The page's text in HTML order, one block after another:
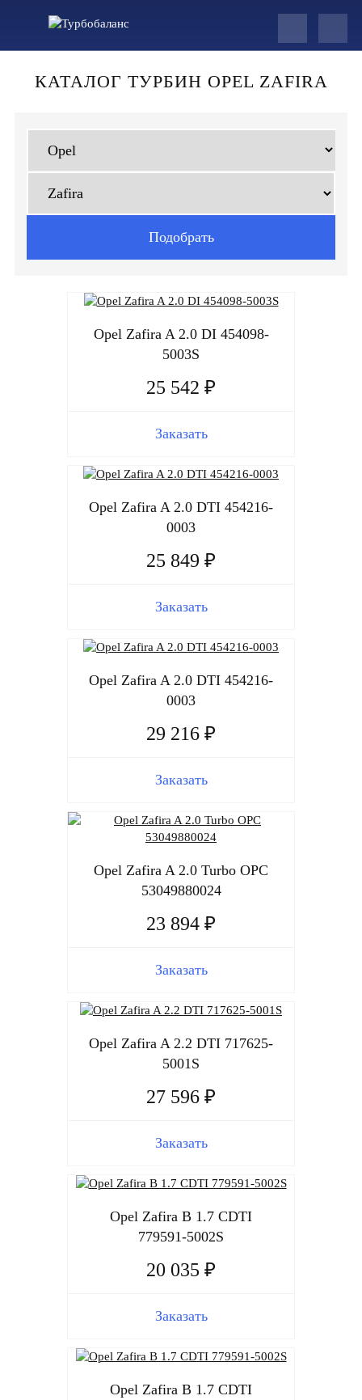
КАТАЛОГ ТУРБИН OPEL ZAFIRA
Opel Zafira A 2.0 DI 454098-
5003S
25 542 ₽
Заказать
Opel Zafira A 2.0 DTI 454216-
0003
25 849 ₽
Заказать
Opel Zafira A 2.0 DTI 454216-
0003
29 216 ₽
Заказать
Opel Zafira A 2.0 Turbo OPC
53049880024
23 894 ₽
Заказать
Opel Zafira A 2.2 DTI 717625-
5001S
27 596 ₽
Заказать
Opel Zafira B 1.7 CDTI
779591-5002S
20 035 ₽
Заказать
Opel Zafira B 1.7 CDTI